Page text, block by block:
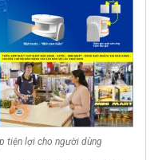
tiện lợi cho người dùng